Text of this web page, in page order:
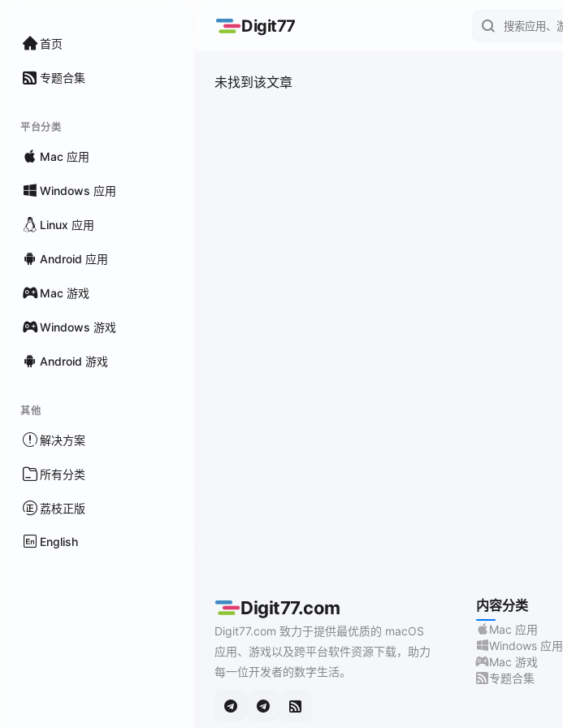
首页
专题合集
平台分类
Mac 应用
Windows 应用
Linux 应用
Android 应用
Mac 游戏
Windows 游戏
Android 游戏
其他
解决方案
所有分类
荔枝正版
English
Digit77
未找到该文章
Digit77.com
Digit77.com 致力于提供最优质的 macOS
应用、游戏以及跨平台软件资源下载，助力
每一位开发者的数字生活。
内容分类
Mac 应用
Windows 应用
Mac 游戏
专题合集